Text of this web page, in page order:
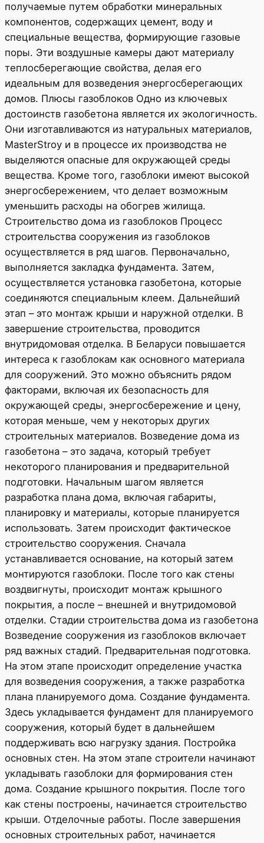
получаемые путем обработки минеральных
компонентов, содержащих цемент, воду и
специальные вещества, формирующие газовые
поры. Эти воздушные камеры дают материалу
теплосберегающие свойства, делая его
идеальным для возведения энергосберегающих
домов. Плюсы газоблоков Одно из ключевых
достоинств газобетона является их экологичность.
Они изготавливаются из натуральных материалов,
MasterStroy и в процессе их производства не
выделяются опасные для окружающей среды
вещества. Кроме того, газоблоки имеют высокой
энергосбережением, что делает возможным
уменьшить расходы на обогрев жилища.
Строительство дома из газоблоков Процесс
строительства сооружения из газоблоков
осуществляется в ряд шагов. Первоначально,
выполняется закладка фундамента. Затем,
осуществляется установка газобетона, которые
соединяются специальным клеем. Дальнейший
этап – это монтаж крыши и наружной отделки. В
завершение строительства, проводится
внутридомовая отделка. В Беларуси повышается
интереса к газоблокам как основного материала
для сооружений. Это можно объяснить рядом
факторами, включая их безопасность для
окружающей среды, энергосбережение и цену,
которая меньше, чем у некоторых других
строительных материалов. Возведение дома из
газобетона – это задача, который требует
некоторого планирования и предварительной
подготовки. Начальным шагом является
разработка плана дома, включая габариты,
планировку и материалы, которые планируется
использовать. Затем происходит фактическое
строительство сооружения. Сначала
устанавливается основание, на который затем
монтируются газоблоки. После того как стены
воздвигнуты, происходит монтаж крышного
покрытия, а после – внешней и внутридомовой
отделки. Стадии строительства дома из газобетона
Возведение сооружения из газоблоков включает
ряд важных стадий. Предварительная подготовка.
На этом этапе происходит определение участка
для возведения сооружения, а также разработка
плана планируемого дома. Создание фундамента.
Здесь укладывается фундамент для планируемого
сооружения, который будет в дальнейшем
поддерживать всю нагрузку здания. Постройка
основных стен. На этом этапе строители начинают
укладывать газоблоки для формирования стен
дома. Создание крышного покрытия. После того
как стены построены, начинается строительство
крыши. Отделочные работы. После завершения
основных строительных работ, начинается